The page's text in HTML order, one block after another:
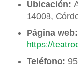
Ubicación:
14008,
Página web:
https://
Teléfono: